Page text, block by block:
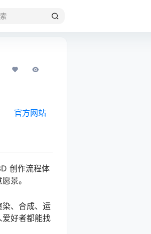
官方网站
创作流程体
景。
、合成、运
好者都能找